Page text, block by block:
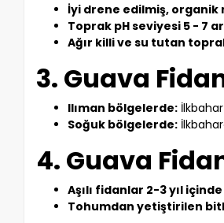
İyi drene edilmiş, organik
Toprak pH seviyesi 5 - 7
Ağır killi ve su tutan
3. Guava
Ilıman bölgelerde:
Soğuk bölgelerde:
4. Guava
Aşılı fidanlar 2-3 yıl
Tohumdan yetiştirilen